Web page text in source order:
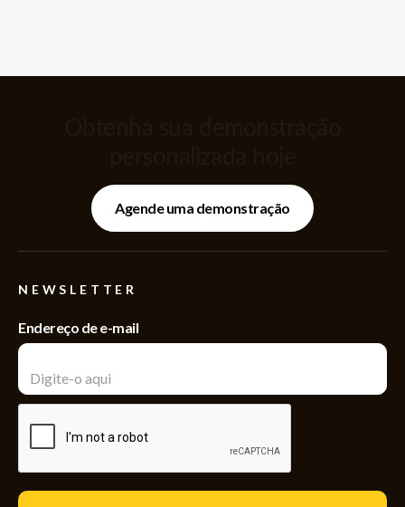
Agende uma demonstração
NEWSLETTER
Endereço de e-mail